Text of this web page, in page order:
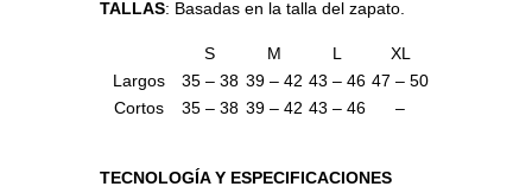
TALLAS: Basadas en la talla del zapato.
S M L
XL
Largos
35 – 38 39 – 42 43 – 46 47 – 50
Cortos
35 – 38 39 – 42 43 – 46 –
TECNOLOGÍA Y ESPECIFICACIONES